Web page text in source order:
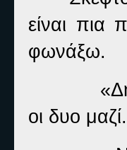
είναι
φωνάξω.
οι δυο μαζί.